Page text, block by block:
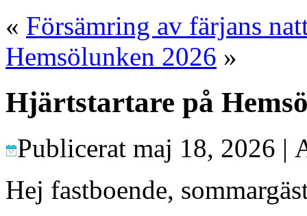
« Försämring av färjans
Hemsölunken 2026 »
Hjärtstartare på
Publicerat maj 18, 2026 |
Hej fastboende,